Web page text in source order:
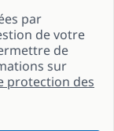
par
de votre
de
sur
protection des